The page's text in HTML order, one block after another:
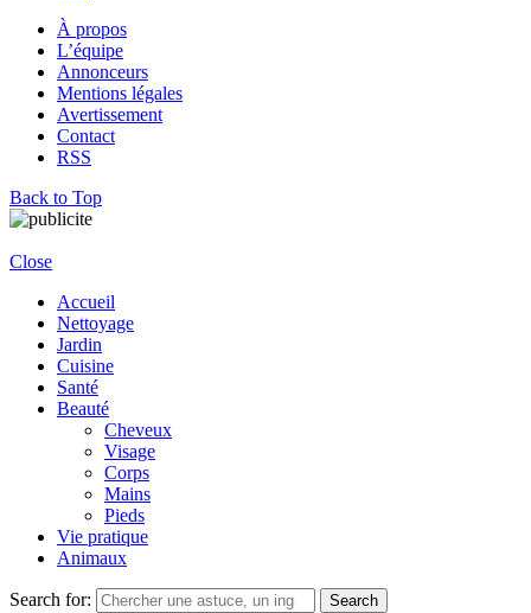
À propos
L’équipe
Annonceurs
Mentions légales
Avertissement
Contact
RSS
Back to Top
Close
Accueil
Nettoyage
Jardin
Cuisine
Santé
Beauté
Cheveux
Visage
Corps
Mains
Pieds
Vie pratique
Animaux
Search for: Search